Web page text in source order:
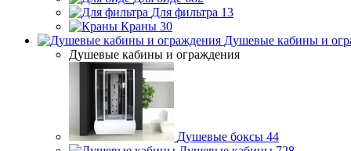
Для фильтра 13
Краны 30
Душевые кабины и
Душевые кабины и ограждения
Душевые боксы 44